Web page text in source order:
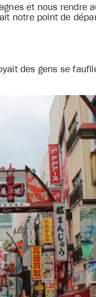
et nous rendre
notre point de
des gens se